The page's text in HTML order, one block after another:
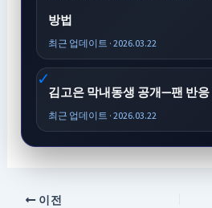
방법
최근 업데이트 · 2026.03.22
김고은 막내동생 공개—팬 반
최근 업데이트 · 2026.03.22
이전